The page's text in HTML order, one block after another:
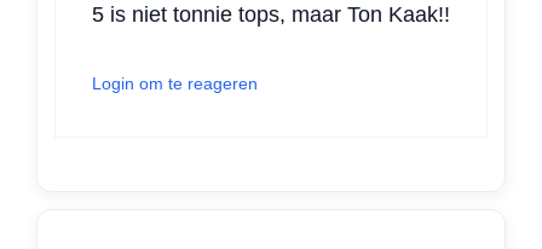
5 is niet tonnie tops, maar Ton Kaak!!
Login om te reageren